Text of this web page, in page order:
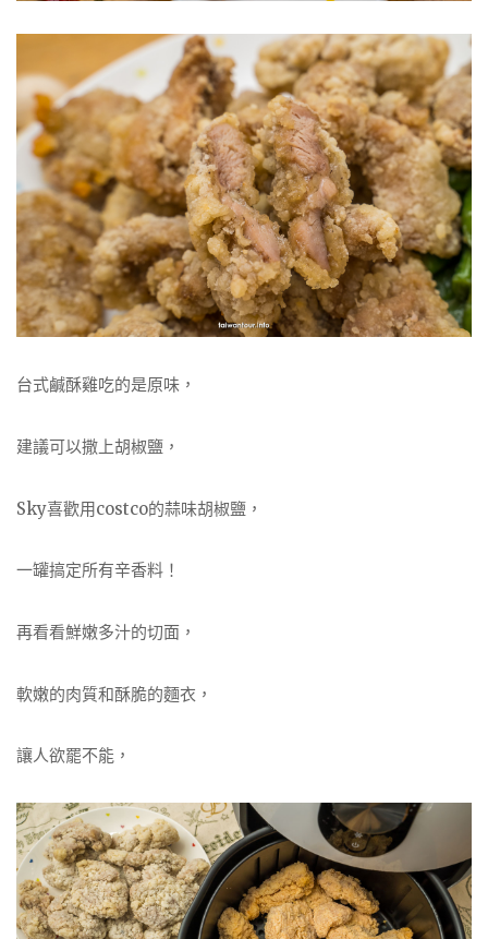
台式鹹酥雞吃的是原味，
建議可以撒上胡椒鹽，
Sky喜歡用costco的蒜味胡椒鹽，
一罐搞定所有辛香料！
再看看鮮嫩多汁的切面，
軟嫩的肉質和酥脆的麵衣，
讓人欲罷不能，